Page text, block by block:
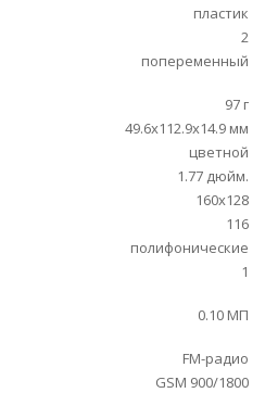
пластик
2
попеременный
97 г
49.6x112.9x14.9 мм
цветной
1.77 дюйм.
160x128
116
полифонические
1
0.10 МП
FM-радио
GSM 900/1800